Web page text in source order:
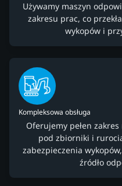
Używamy maszyn
zakresu prac, co
wykopów i
Kompleksowa obsługa
Oferujemy pełen
pod zbiorniki i
zabezpieczenia
źródło